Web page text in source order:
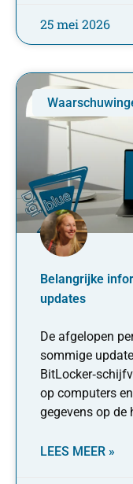
25 mei 2026
Belangrijke
updates
De afgelopen
sommige
op computers
gegevens op de
LEES MEER »